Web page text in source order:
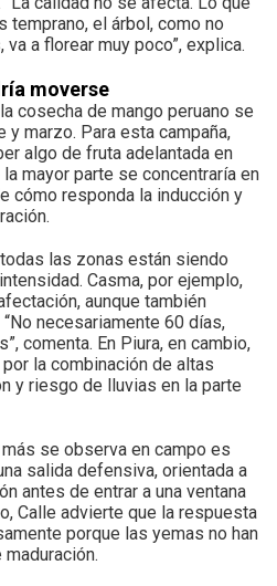
temprano, el árbol, como no
a florear muy poco”, explica.
moverse
cosecha de mango peruano se
marzo. Para esta campaña,
algo de fruta adelantada en
mayor parte se concentraría en
cómo responda la inducción y
las zonas están siendo
Casma, por ejemplo,
aunque también
necesariamente 60 días,
comenta. En Piura, en cambio,
la combinación de altas
y riesgo de lluvias en la parte
se observa en campo es
salida defensiva, orientada a
antes de entrar a una ventana
Calle advierte que la respuesta
porque las yemas no han